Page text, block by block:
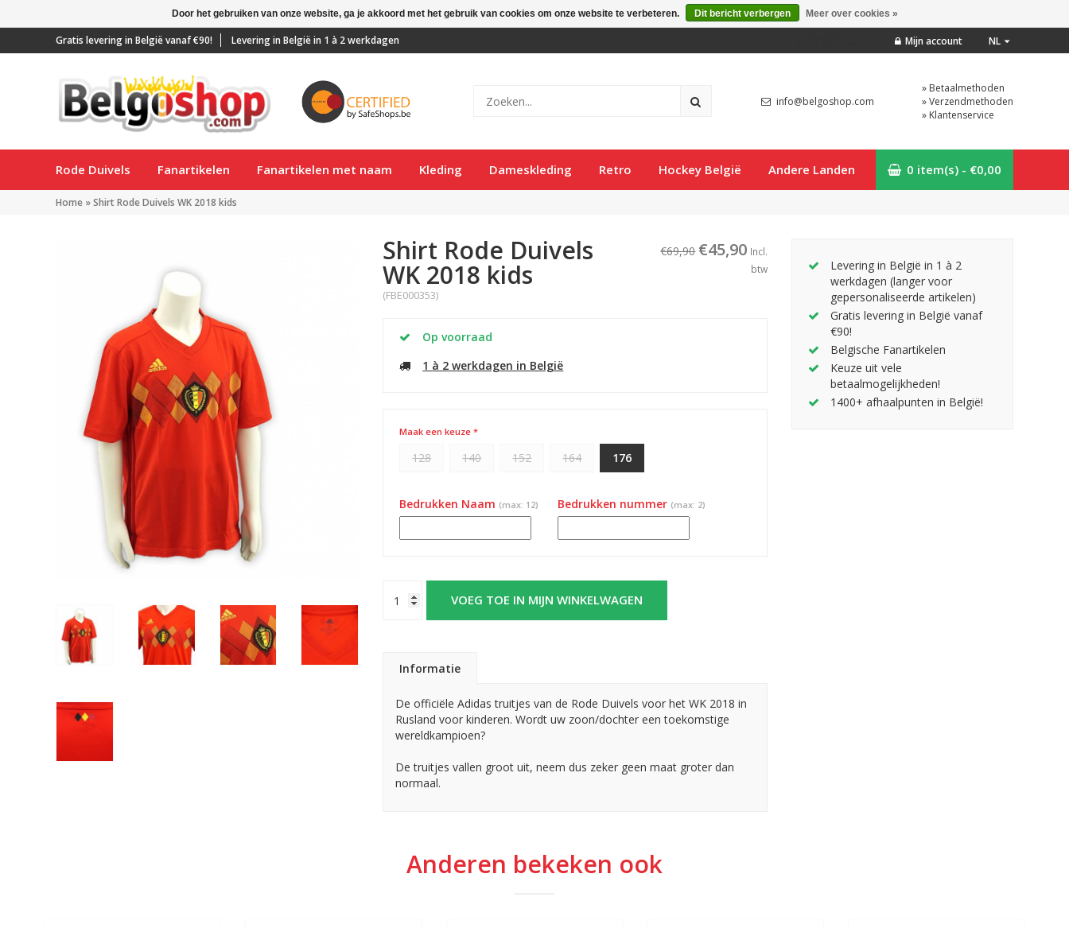
Gratis levering in België vanaf €90! Levering in België in 1 à 2 werkdagen Mijn account NL
info@belgoshop.com
» Betaalmethoden
» Verzendmethoden
» Klantenservice
Rode Duivels Fanartikelen Fanartikelen met naam Kleding Dameskleding Retro Hockey België Andere Landen 0 item(s) - €0,00
Home »Shirt Rode Duivels WK 2018 kids
Shirt Rode Duivels
WK 2018 kids
(FBE000353)
€69,90 €45,90 Incl.
btw
Op voorraad
1 à 2 werkdagen in België
Maak een keuze *
128 140 152 164 176
Bedrukken Naam (max: 12) Bedrukken nummer (max: 2)
VOEG TOE IN MIJN WINKELWAGEN
Informatie
De officiële Adidas truitjes van de Rode Duivels voor het WK 2018 in
Rusland voor kinderen. Wordt uw zoon/dochter een toekomstige
wereldkampioen?
De truitjes vallen groot uit, neem dus zeker geen maat groter dan
normaal.
Levering in België in 1 à 2
werkdagen (langer voor
gepersonaliseerde artikelen)
Gratis levering in België vanaf
€90!
Belgische Fanartikelen
Keuze uit vele
betaalmogelijkheden!
1400+ afhaalpunten in België!
Anderen bekeken ook
Door het gebruiken van onze website, ga je akkoord met het gebruik van cookies om onze website te verbeteren. Dit bericht verbergen Meer over cookies »